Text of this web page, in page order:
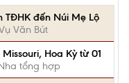
đến Núi Mẹ Lộ
Văn Bút
Hoa Kỳ từ 01
tổng hợp